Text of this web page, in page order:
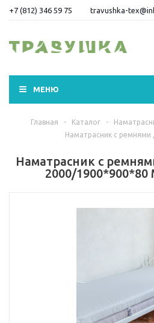
+7 (812) 346 59 75 travushka-
МЕНЮ
Главная - Каталог -
Наматрасник с ремнями
Наматрасник с
2000/